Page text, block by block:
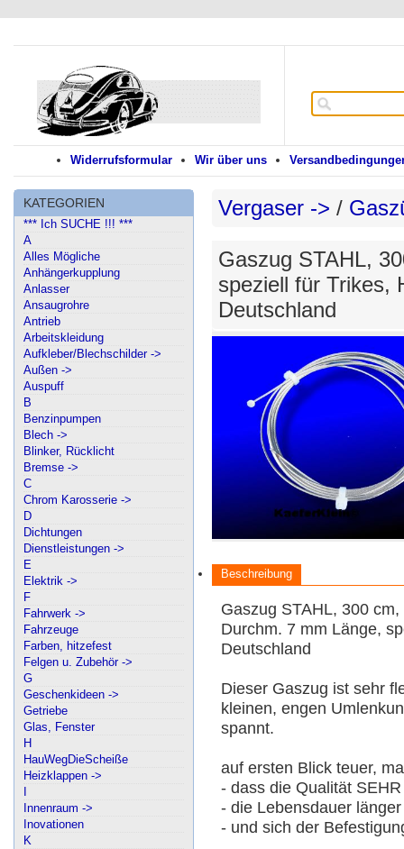
Wir über uns
Widerrufsformular
KATEGORIEN
*** Ich SUCHE !!! ***
A
Alles Mögliche
Anhängerkupplung
Anlasser
Ansaugrohre
Antrieb
Arbeitskleidung
Aufkleber/Blechschilder ->
Außen ->
Auspuff
B
Benzinpumpen
Blech ->
Blinker, Rücklicht
Bremse ->
C
Chrom Karosserie ->
D
Dichtungen
Dienstleistungen ->
E
Elektrik ->
F
Fahrwerk ->
Fahrzeuge
Farben, hitzefest
Felgen u. Zubehör ->
G
Geschenkideen ->
Getriebe
Glas, Fenster
H
HauWegDieScheiße
Heizklappen ->
Innenraum ->
Inovationen
K
Vergaser -> /
Gaszug STAHL,
speziell für Trikes,
Deutschland
Beschreibung
Gaszug STAHL, 300
Durchm. 7 mm Länge,
Deutschland
Dieser Gaszug ist sehr
kleinen, engen
spannt.
auf ersten Blick teuer,
- dass die Qualität
- die Lebensdauer
- und sich der